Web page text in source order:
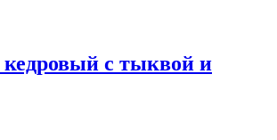
кедровый с тыквой и